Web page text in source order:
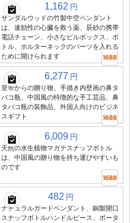
1,162 円
サンダルウッドの竹製中空ペンダント
は、速効性の心臓を救う薬、辰砂の携帯
電話チェーン、小さなピルボックス、ボ
トル、ホルターネックのパーツを入れる
ために開けられます
6,277 円
皇帝からの贈り物、手描き内壁画の鼻タ
バコ瓶、中国風の特徴的な手工芸品、鼻
タバコ瓶の装飾品、外国人向けのビジネ
スギフト
6,009 円
天然の水生植物マガテスナッフボトル
は、中国風の贈り物を持ち運びやすいも
のです
482 円
ナチュラルガードペンダント、銅製開口
スナッフボトルハンドルピース、ポータ